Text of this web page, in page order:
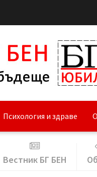
Психология и здраве
Вестник БГ БЕН